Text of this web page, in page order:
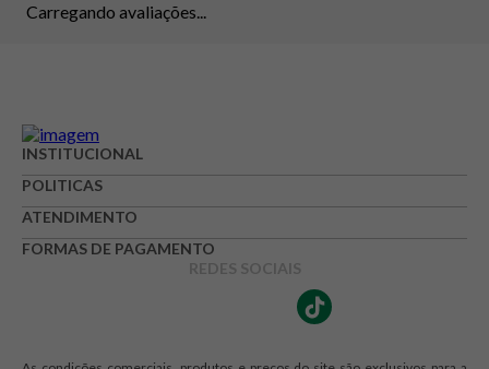
Carregando avaliações...
INSTITUCIONAL
POLITICAS
ATENDIMENTO
FORMAS DE PAGAMENTO
REDES SOCIAIS